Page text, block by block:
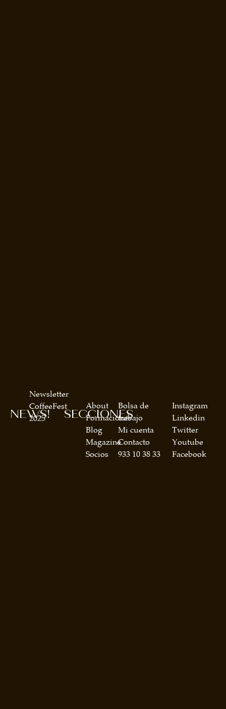
SECCIONES
About
Formaciones
Blog
Magazine
Socios
Bolsa de
trabajo
Mi cuenta
Contacto
933 10 38 33
NEWS!
Newsletter
CoffeeFest
2025
Instagram
Linkedin
Twitter
Youtube
Facebook